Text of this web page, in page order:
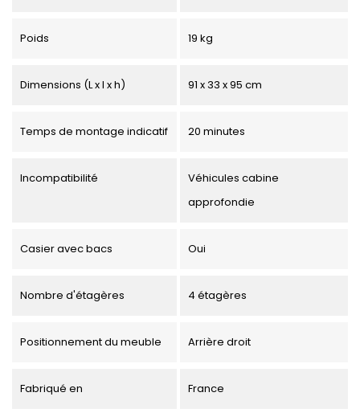
Poids 19 kg
Dimensions (L x l x h) 91 x 33 x 95 cm
Temps de montage indicatif 20 minutes
Incompatibilité
Véhicules cabine
approfondie
Casier avec bacs Oui
Nombre d'étagères 4 étagères
Positionnement du meuble Arrière droit
Fabriqué en France